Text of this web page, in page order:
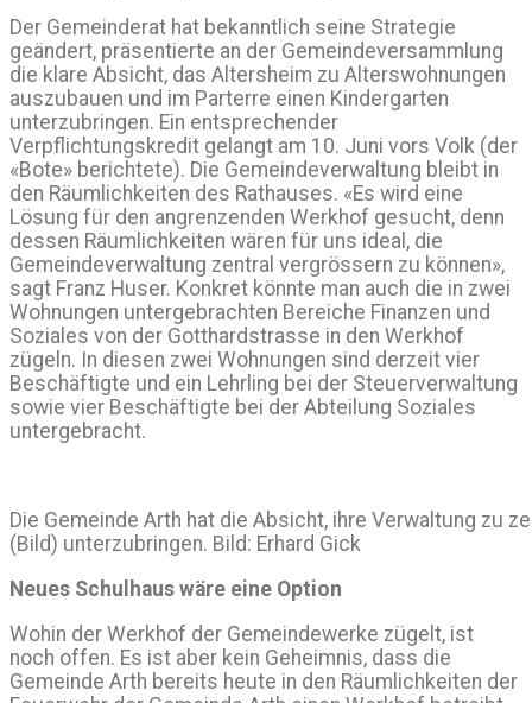
Der Gemeinderat hat bekanntlich seine Strategie
geändert, präsentierte an der Gemeindeversammlung
die klare Absicht, das Altersheim zu Alterswohnungen
auszubauen und im Parterre einen Kindergarten
unterzubringen. Ein entsprechender
Verpflichtungskredit gelangt am 10. Juni vors Volk (der
«Bote» berichtete). Die Gemeindeverwaltung bleibt in
den Räumlichkeiten des Rathauses. «Es wird eine
Lösung für den angrenzenden Werkhof gesucht, denn
dessen Räumlichkeiten wären für uns ideal, die
Gemeindeverwaltung zentral vergrössern zu können»,
sagt Franz Huser. Konkret könnte man auch die in zwei
Wohnungen untergebrachten Bereiche Finanzen und
Soziales von der Gotthardstrasse in den Werkhof
zügeln. In diesen zwei Wohnungen sind derzeit vier
Beschäftigte und ein Lehrling bei der Steuerverwaltung
sowie vier Beschäftigte bei der Abteilung Soziales
untergebracht.
Die Gemeinde Arth hat die Absicht, ihre Verwaltung zu
(Bild) unterzubringen. Bild: Erhard Gick
Neues Schulhaus wäre eine Option
Wohin der Werkhof der Gemeindewerke zügelt, ist
noch offen. Es ist aber kein Geheimnis, dass die
Gemeinde Arth bereits heute in den Räumlichkeiten der